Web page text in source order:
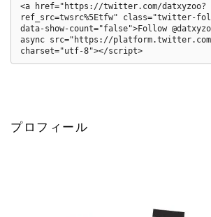
<a href="https://twitter.com/datxyzoo?
ref_src=twsrc%5Etfw" class="twitter-
data-show-count="false">Follow
async src="https://
charset="utf-8"></script>
プロフィール